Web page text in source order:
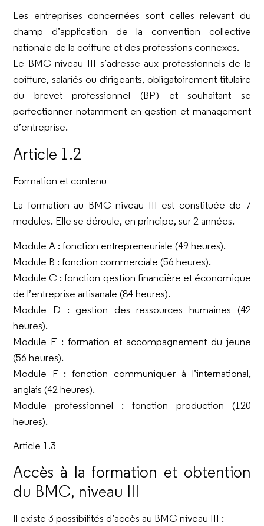
Les entreprises concernées sont celles relevant du
champ d’application de la convention collective
nationale de la coiffure et des professions connexes.
Le BMC niveau III s’adresse aux professionnels de la
coiffure, salariés ou dirigeants, obligatoirement titulaire
du brevet professionnel (BP) et souhaitant se
perfectionner notamment en gestion et management
d’entreprise.
Article 1.2
Formation et contenu
La formation au BMC niveau III est constituée de 7
modules. Elle se déroule, en principe, sur 2 années.
Module A : fonction entrepreneuriale (49 heures).
Module B : fonction commerciale (56 heures).
Module C : fonction gestion financière et économique
de l’entreprise artisanale (84 heures).
Module D : gestion des ressources humaines (42
heures).
Module E : formation et accompagnement du jeune
(56 heures).
Module F : fonction communiquer à l’international,
anglais (42 heures).
Module professionnel : fonction production (120
heures).
Article 1.3
Accès à la formation et obtention
du BMC, niveau III
Il existe 3 possibilités d’accès au BMC niveau III :